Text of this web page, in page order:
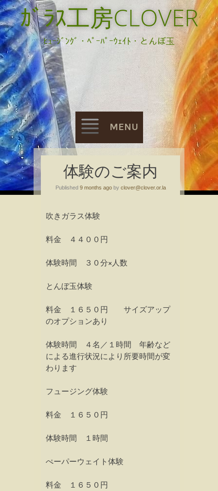
ｶﾞﾗｽ工房CLOVER
ﾋｭｰｼﾞﾝｸﾞ・ﾍﾟｰﾊﾟｰｳｪｲﾄ・とんぼ玉
MENU
Skip
to
体験のご案内
Published 9 months agoby clover@clover.or.la
吹きガラス体験
料金 ４４００円
体験時間 ３０分×人数
とんぼ玉体験
料金 １６５０円 サイズアップ
のオプションあり
体験時間 ４名／１時間 年齢など
による進行状況により所要時間が変
わります
フュージング体験
料金 １６５０円
体験時間 １時間
ぺーパーウェイト体験
料金 １６５０円